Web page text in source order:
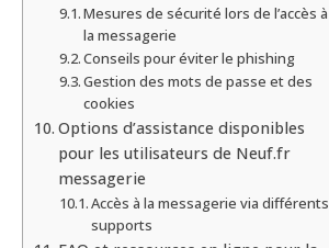
Mesures de sécurité lors de l’accès à
la messagerie
Conseils pour éviter le phishing
Gestion des mots de passe et des
cookies
Options d’assistance disponibles
pour les utilisateurs de Neuf.fr
messagerie
Accès à la messagerie via différents
supports